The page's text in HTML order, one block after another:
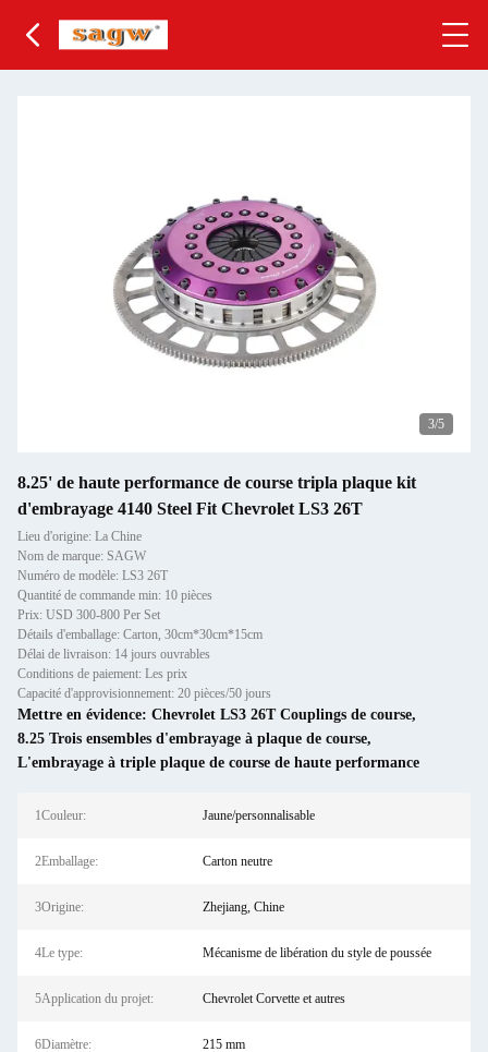
3/5
8.25' de haute performance de course tripla plaque kit
d'embrayage 4140 Steel Fit Chevrolet LS3 26T
Lieu d'origine: La Chine
Nom de marque: SAGW
Numéro de modèle: LS3 26T
Quantité de commande min: 10 pièces
Prix: USD 300-800 Per Set
Détails d'emballage: Carton, 30cm*30cm*15cm
Délai de livraison: 14 jours ouvrables
Conditions de paiement: Les prix
Capacité d'approvisionnement: 20 pièces/50 jours
Mettre en évidence: Chevrolet LS3 26T Couplings de course,
8.25 Trois ensembles d'embrayage à plaque de course,
L'embrayage à triple plaque de course de haute performance
1Couleur: Jaune/personnalisable
2Emballage: Carton neutre
3Origine: Zhejiang, Chine
4Le type: Mécanisme de libération du style de poussée
5Application du projet: Chevrolet Corvette et autres
6Diamètre: 215 mm